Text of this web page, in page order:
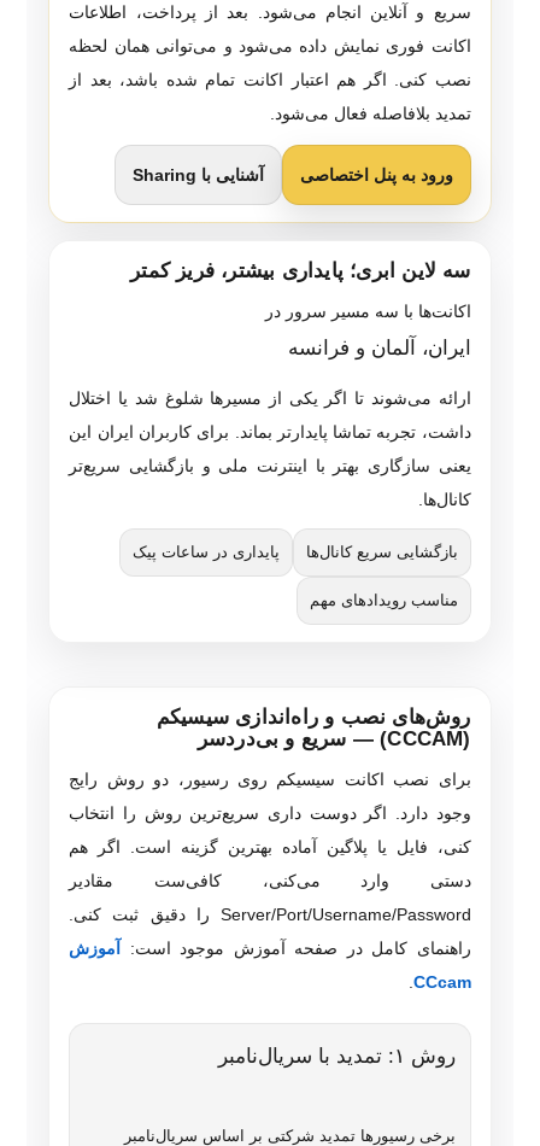
سریع و آنلاین انجام می‌شود. بعد از پرداخت، اطلاعات
اکانت فوری نمایش داده می‌شود و می‌توانی همان لحظه
نصب کنی. اگر هم اعتبار اکانت تمام شده باشد، بعد از
تمدید بلافاصله فعال می‌شود.
ورود به پنل اختصاصی آشنایی با Sharing
سه لاین ابری؛ پایداری بیشتر، فریز کمتر
اکانت‌ها با سه مسیر سرور در
ایران، آلمان و فرانسه
ارائه می‌شوند تا اگر یکی از مسیرها شلوغ شد یا اختلال
داشت، تجربه تماشا پایدارتر بماند. برای کاربران ایران این
یعنی سازگاری بهتر با اینترنت ملی و بازگشایی سریع‌تر
کانال‌ها.
بازگشایی سریع کانال‌ها پایداری در ساعات پیک
مناسب رویدادهای مهم
روش‌های نصب و راه‌اندازی سیسیکم
(CCCAM) — سریع و بی‌دردسر
برای نصب اکانت سیسیکم روی رسیور، دو روش رایج
وجود دارد. اگر دوست داری سریع‌ترین روش را انتخاب
کنی، فایل یا پلاگین آماده بهترین گزینه است. اگر هم
دستی وارد می‌کنی، کافی‌ست مقادیر
Server/Port/Username/Password را دقیق ثبت کنی.
راهنمای کامل در صفحه آموزش موجود است:
آموزش
CCcam
روش ۱: تمدید با سریال‌نامبر
برخی رسیورها تمدید شرکتی بر اساس سریال‌نامبر